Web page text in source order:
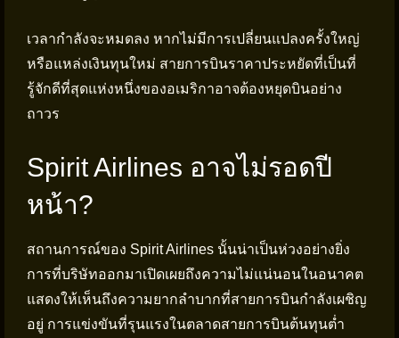
เวลากำลังจะหมดลง หากไม่มีการเปลี่ยนแปลงครั้งใหญ่
หรือแหล่งเงินทุนใหม่ สายการบินราคาประหยัดที่เป็นที่
รู้จักดีที่สุดแห่งหนึ่งของอเมริกาอาจต้องหยุดบินอย่าง
ถาวร
Spirit Airlines อาจไม่รอดปี
หน้า?
สถานการณ์ของ Spirit Airlines นั้นน่าเป็นห่วงอย่างยิ่ง
การที่บริษัทออกมาเปิดเผยถึงความไม่แน่นอนในอนาคต
แสดงให้เห็นถึงความยากลำบากที่สายการบินกำลังเผชิญ
อยู่ การแข่งขันที่รุนแรงในตลาดสายการบินต้นทุนต่ำ